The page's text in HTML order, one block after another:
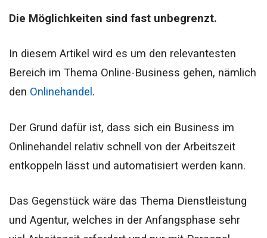
Die Möglichkeiten sind fast unbegrenzt.
In diesem Artikel wird es um den relevantesten
Bereich im Thema Online-Business gehen, nämlich
den Onlinehandel .
Der Grund dafür ist, dass sich ein Business im
Onlinehandel relativ schnell von der Arbeitszeit
entkoppeln lässt und automatisiert werden kann.
Das Gegenstück wäre das Thema Dienstleistung
und Agentur, welches in der Anfangsphase sehr